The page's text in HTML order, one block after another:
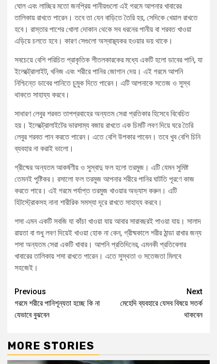
ঘোল এবং লাচ্ছির মতো জনপ্রিয় পানীয়গুলো এই গরমে আপনার খাবারের
তালিকায় রাখতে পারেন। তবে তা যেন বাড়িতে তৈরি হয়, সেদিকে খেয়াল রাখতে
হবে। রাস্তার পাশের খোলা দোকান থেকে সব ধরনের পানীয় বা শরবত খাওয়া
এড়িয়ে চলতে হবে। কারণ সেগুলো অস্বাস্থ্যকর হওয়ার ভয় থাকে।
সবচেয়ে বেশি পরিচিত প্রাকৃতিক শীতলকারকের মধ্যে একটি হলো ডাবের পানি, যা
ইলেক্ট্রোলাইট, খনিজ এবং শরীরে পানির জোগান দেয়। এই গরমে আপনি
নিশ্চিন্তে ডাবের পানিতে চুমুক দিতে পারেন। এটি আপনাকে সতেজ ও সুস্থ
থাকতে সাহায্য করবে।
সাধারণ লেবুর শরবত তাপপ্রবাহের অন্যতম সেরা প্রতিকার হিসেবে বিবেচিত
হয়। ইলেক্ট্রোলাইটের ভারসাম্য বজায় রাখতে এক চিমটি লবণ দিয়ে ঘরে তৈরি
লেবুর শরবত পান করতে পারেন। এতে বেশি উপকার পাবেন। তবে খুব বেশি চিনি
ব্যবহার না করাই ভালো।
গ্রীষ্মের অন্যতম আকর্ষণীয় ও সুস্বাদু ফল হলো তরমুজ। এটি যেমন সুমিষ্ট
তেমনই পুষ্টিকর। রসালো ফল তরমুজ আপনার শরীরে পানির ঘাটতি পূরণে কাজ
করতে পারে। এই গরমে পর্যাপ্ত তরমুজ খাওয়ার অভ্যাস করুন। এটি
হিটস্ট্রোকসহ নানা শারীরিক সমস্যা দূরে রাখতে সাহায্য করবে।
শসা এমন একটি সবজি যা কাঁচা খাওয়া যায় আবার সারাবছরই পাওয়া যায়। সালাদ
রায়তা বা শুধু লবণ দিয়েই খাওয়া হোক না কেন, গ্রীষ্মকালে শরীর ঠান্ডা রাখার জন্য
শসা অন্যতম সেরা একটি খাবার। আপনি প্রতিদিনের, এমনকী প্রতিবেলার
খাবারের তালিকায় শসা রাখতে পারেন। এতে সুস্থতা ও সতেজতা মিলবে
সহজেই।
Previous
গরমে শরীরে পানিশূন্যতা হচ্ছে কি না
যেভাবে বুঝবেন
Next
মেহেদি ব্যবহারে যেসব বিষয়ে সতর্ক
থাকবেন
MORE STORIES